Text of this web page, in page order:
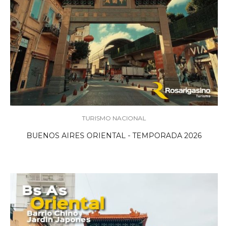
TURISMO NACIONAL
BUENOS AIRES ORIENTAL - TEMPORADA 2026